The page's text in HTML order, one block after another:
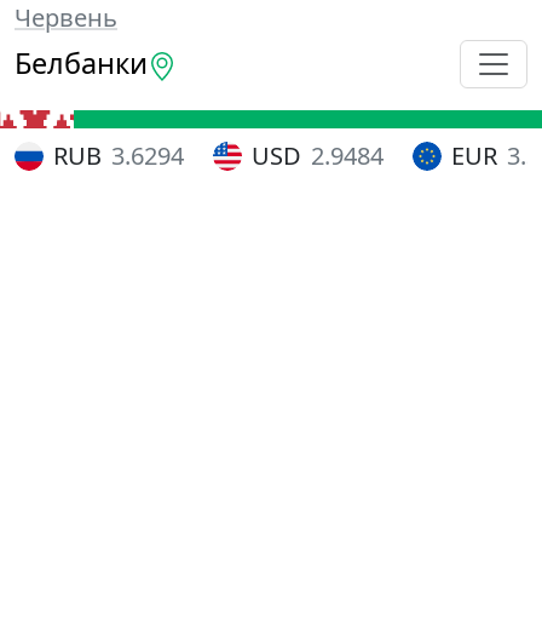
Червень
Белбанки
RUB 3.6294 USD 2.9484 EUR